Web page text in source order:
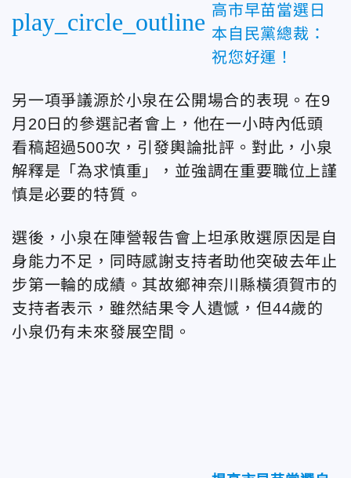
play_circle_outline 高市早苗當選日
本自民黨總裁：
祝您好運！
另一項爭議源於小泉在公開場合的表現。在9
月20日的參選記者會上，他在一小時內低頭
看稿超過500次，引發輿論批評。對此，小泉
解釋是「為求慎重」，並強調在重要職位上謹
慎是必要的特質。
選後，小泉在陣營報告會上坦承敗選原因是自
身能力不足，同時感謝支持者助他突破去年止
步第一輪的成績。其故鄉神奈川縣橫須賀市的
支持者表示，雖然結果令人遺憾，但44歲的
小泉仍有未來發展空間。